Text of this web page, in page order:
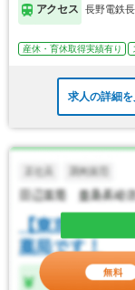
アクセス 長野電鉄
産休・育休取得実績有り
求人の詳細を